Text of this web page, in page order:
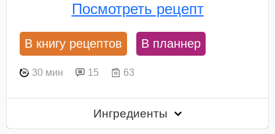
Посмотреть рецепт
В книгу рецептов В планнер
30 мин 15 63
Ингредиенты